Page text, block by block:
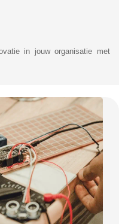
in jouw organisatie met